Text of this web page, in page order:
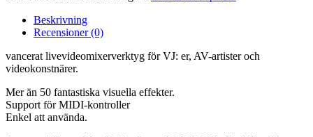
Beskrivning
Recensioner (0)
vancerat livevideomixerverktyg för VJ: er, AV-artister och
videokonstnärer.
Mer än 50 fantastiska visuella effekter.
Support för MIDI-kontroller
Enkel att använda.